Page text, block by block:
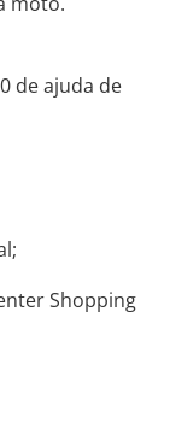
de ajuda de
Shopping